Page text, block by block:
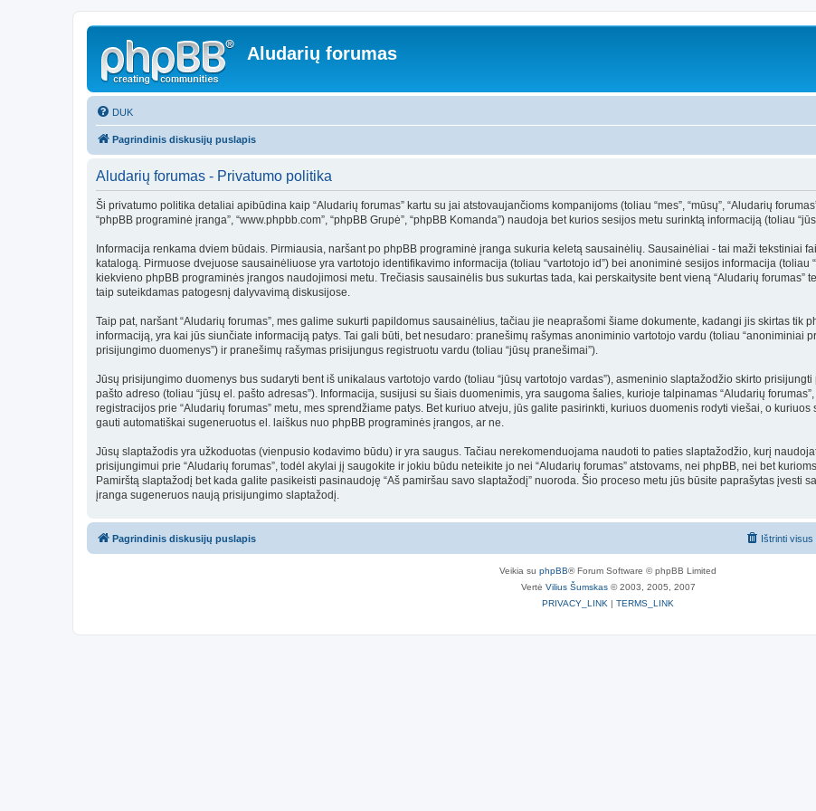
Aludarių forumas
DUK
Pagrindinis diskusijų puslapis
Aludarių forumas - Privatumo politika
Ši privatumo politika detaliai apibūdina kaip “Aludarių forumas” kartu su jai atstovaujančioms kompanijoms (toliau “mes”, “mūsų”, “Aludarių
“phpBB programinė įranga”, “www.phpbb.com”, “phpBB Grupė”, “phpBB Komanda”) naudoja bet kurios sesijos metu surinktą informaciją (toliau
Informacija renkama dviem būdais. Pirmiausia, naršant po phpBB programinė įranga sukuria keletą sausainėlių. Sausainėliai - tai maži tekstiniai
katalogą. Pirmuose dvejuose sausainėliuose yra vartotojo identifikavimo informacija (toliau “vartotojo id”) bei anoniminė sesijos informacija (toliau
kiekvieno phpBB programinės įrangos naudojimosi metu. Trečiasis sausainėlis bus sukurtas tada, kai perskaitysite bent vieną “Aludarių forumas”
taip suteikdamas patogesnį dalyvavimą diskusijose.
Taip pat, naršant “Aludarių forumas”, mes galime sukurti papildomus sausainėlius, tačiau jie neaprašomi šiame dokumente, kadangi jis skirtas tik
informaciją, yra kai jūs siunčiate informaciją patys. Tai gali būti, bet nesudaro: pranešimų rašymas anoniminio vartotojo vardu (toliau “anoniminiai
prisijungimo duomenys”) ir pranešimų rašymas prisijungus registruotu vardu (toliau “jūsų pranešimai”).
Jūsų prisijungimo duomenys bus sudaryti bent iš unikalaus vartotojo vardo (toliau “jūsų vartotojo vardas”), asmeninio slaptažodžio skirto
pašto adreso (toliau “jūsų el. pašto adresas”). Informacija, susijusi su šiais duomenimis, yra saugoma šalies, kurioje talpinamas “Aludarių
registracijos prie “Aludarių forumas” metu, mes sprendžiame patys. Bet kuriuo atveju, jūs galite pasirinkti, kuriuos duomenis rodyti viešai, o
gauti automatiškai sugeneruotus el. laiškus nuo phpBB programinės įrangos, ar ne.
Jūsų slaptažodis yra užkoduotas (vienpusio kodavimo būdu) ir yra saugus. Tačiau nerekomenduojama naudoti to paties slaptažodžio, kurį
prisijungimui prie “Aludarių forumas”, todėl akylai jį saugokite ir jokiu būdu neteikite jo nei “Aludarių forumas” atstovams, nei phpBB, nei bet
Pamirštą slaptažodį bet kada galite pasikeisti pasinaudoję “Aš pamiršau savo slaptažodį” nuoroda. Šio proceso metu jūs būsite paprašytas įvesti
įranga sugeneruos naują prisijungimo slaptažodį.
Pagrindinis diskusijų puslapis Ištrinti visus
Veikia su phpBB® Forum Software © phpBB Limited
Vertė Vilius Šumskas© 2003, 2005, 2007
PRIVACY_LINK | TERMS_LINK